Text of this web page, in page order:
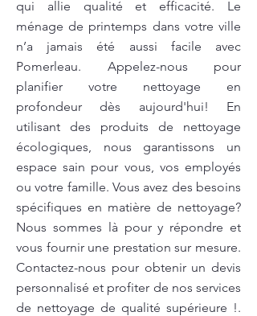
qui allie qualité et efficacité. Le
ménage de printemps dans votre ville
n’a jamais été aussi facile avec
Pomerleau. Appelez-nous pour
planifier votre nettoyage en
profondeur dès aujourd'hui! En
utilisant des produits de nettoyage
écologiques, nous garantissons un
espace sain pour vous, vos employés
ou votre famille. Vous avez des besoins
spécifiques en matière de nettoyage?
Nous sommes là pour y répondre et
vous fournir une prestation sur mesure.
Contactez-nous pour obtenir un devis
personnalisé et profiter de nos services
de nettoyage de qualité supérieure !.